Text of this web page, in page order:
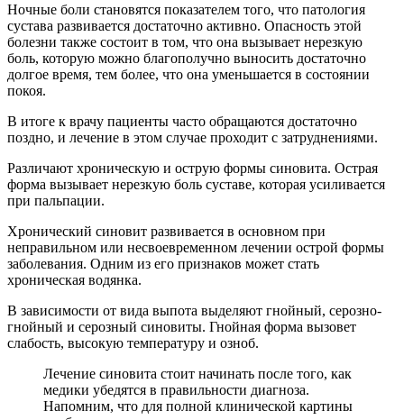
Ночные боли становятся показателем того, что патология
сустава развивается достаточно активно. Опасность этой
болезни также состоит в том, что она вызывает нерезкую
боль, которую можно благополучно выносить достаточно
долгое время, тем более, что она уменьшается в состоянии
покоя.
В итоге к врачу пациенты часто обращаются достаточно
поздно, и лечение в этом случае проходит с затруднениями.
Различают хроническую и острую формы синовита. Острая
форма вызывает нерезкую боль суставе, которая усиливается
при пальпации.
Хронический синовит развивается в основном при
неправильном или несвоевременном лечении острой формы
заболевания. Одним из его признаков может стать
хроническая водянка.
В зависимости от вида выпота выделяют гнойный, серозно-
гнойный и серозный синовиты. Гнойная форма вызовет
слабость, высокую температуру и озноб.
Лечение синовита стоит начинать после того, как
медики убедятся в правильности диагноза.
Напомним, что для полной клинической картины